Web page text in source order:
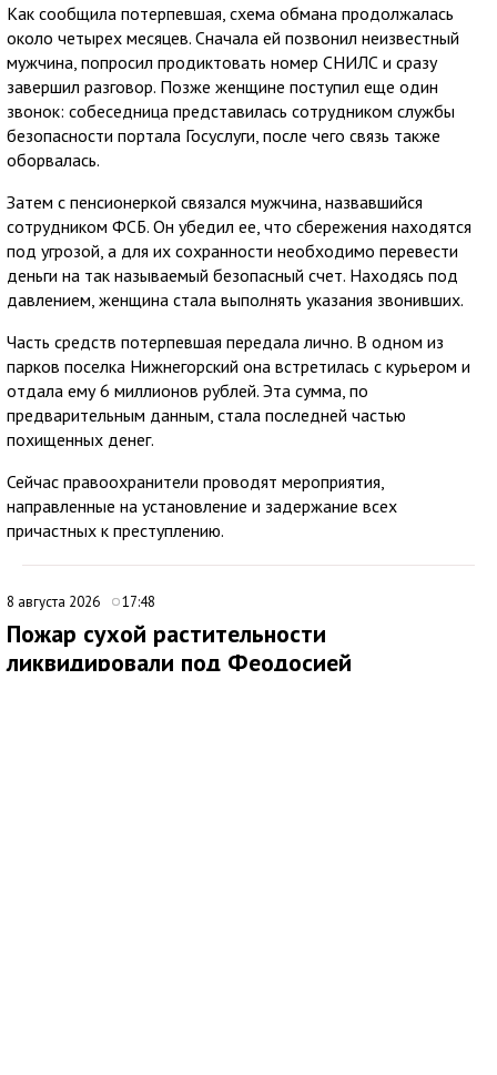
Как сообщила потерпевшая, схема обмана продолжалась
около четырех месяцев. Сначала ей позвонил неизвестный
мужчина, попросил продиктовать номер СНИЛС и сразу
завершил разговор. Позже женщине поступил еще один
звонок: собеседница представилась сотрудником службы
безопасности портала Госуслуги, после чего связь также
оборвалась.
Затем с пенсионеркой связался мужчина, назвавшийся
сотрудником ФСБ. Он убедил ее, что сбережения находятся
под угрозой, а для их сохранности необходимо перевести
деньги на так называемый безопасный счет. Находясь под
давлением, женщина стала выполнять указания звонивших.
Часть средств потерпевшая передала лично. В одном из
парков поселка Нижнегорский она встретилась с курьером и
отдала ему 6 миллионов рублей. Эта сумма, по
предварительным данным, стала последней частью
похищенных денег.
Сейчас правоохранители проводят мероприятия,
направленные на установление и задержание всех
причастных к преступлению.
8 августа 2026 17:48
Пожар сухой растительности
ликвидировали под Феодосией